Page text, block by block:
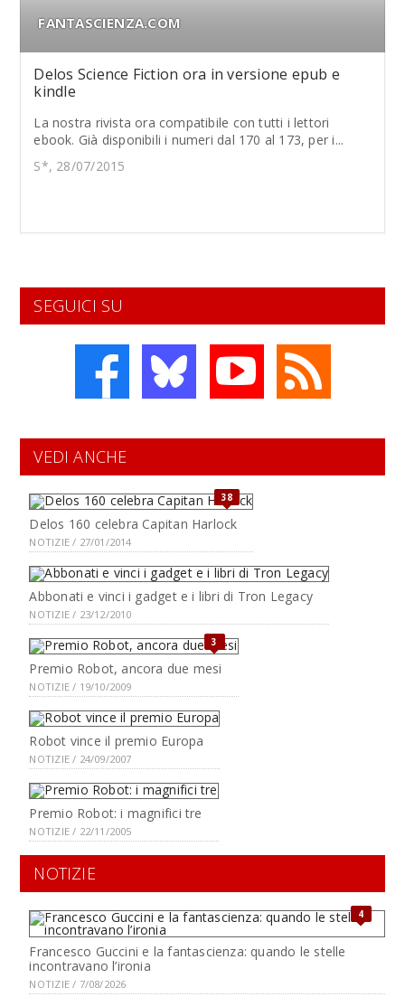
FANTASCIENZA.COM
Delos Science Fiction ora in versione epub e
kindle
La nostra rivista ora compatibile con tutti i lettori
ebook. Già disponibili i numeri dal 170 al 173, per i...
S*, 28/07/2015
SEGUICI SU
VEDI ANCHE
38
Delos 160 celebra Capitan Harlock
NOTIZIE / 27/01/2014
Abbonati e vinci i gadget e i libri di Tron Legacy
NOTIZIE / 23/12/2010
3
Premio Robot, ancora due mesi
NOTIZIE / 19/10/2009
Robot vince il premio Europa
NOTIZIE / 24/09/2007
Premio Robot: i magnifici tre
NOTIZIE / 22/11/2005
NOTIZIE
4
Francesco Guccini e la fantascienza: quando le stelle
incontravano l’ironia
NOTIZIE / 7/08/2026